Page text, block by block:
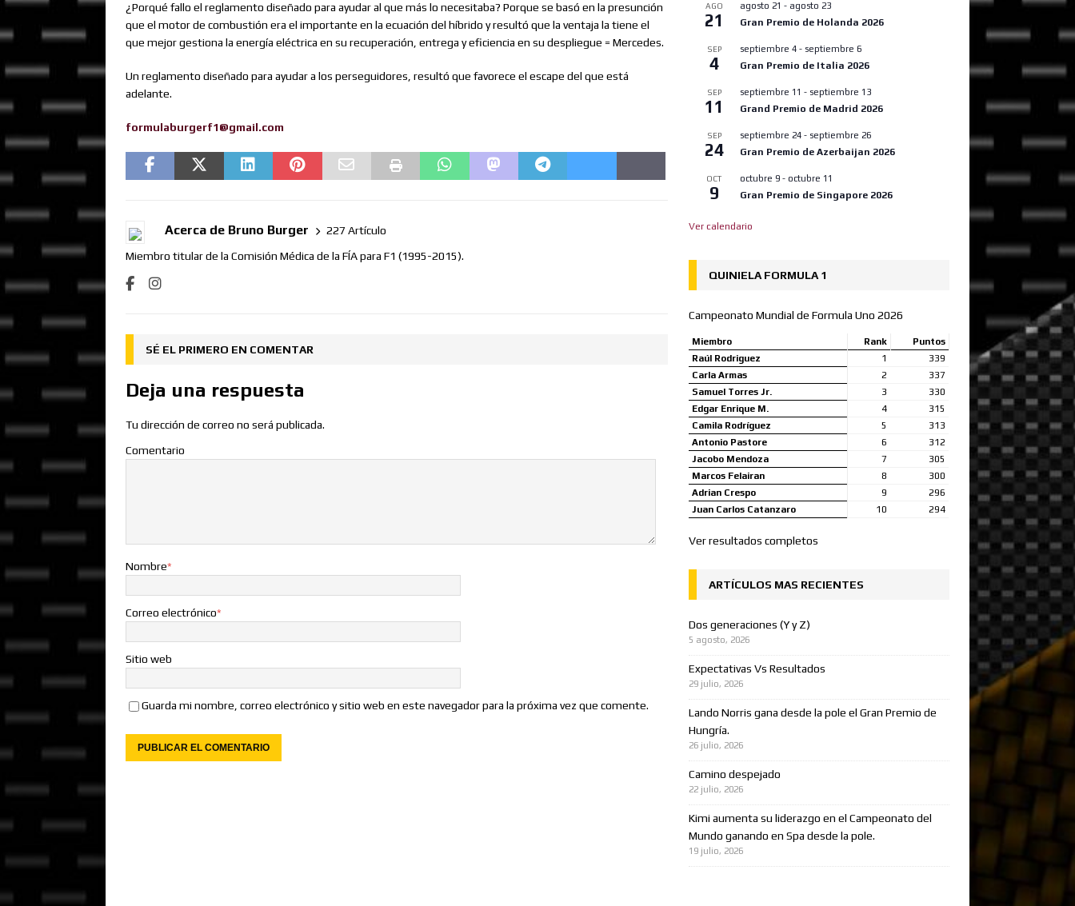
¿Porqué fallo el reglamento diseñado para ayudar al que más lo necesitaba? Porque se basó en la presunción
que el motor de combustión era el importante en la ecuación del híbrido y resultó que la ventaja la tiene el
que mejor gestiona la energía eléctrica en su recuperación, entrega y eficiencia en su despliegue = Mercedes.
Un reglamento diseñado para ayudar a los perseguidores, resultó que favorece el escape del que está
adelante.
formulaburgerf1@gmail.com
Acerca de Bruno Burger 227 Artículo
Miembro titular de la Comisión Médica de la FÍA para F1 (1995-2015).
SÉ EL PRIMERO EN COMENTAR
Deja una respuesta
Tu dirección de correo no será publicada.
Comentario
Nombre*
Correo electrónico*
Sitio web
Guarda mi nombre, correo electrónico y sitio web en este navegador para la próxima vez que comente.
AGO
21
agosto 21 - agosto 23
Gran Premio de Holanda 2026
SEP
4
septiembre 4- septiembre 6
Gran Premio de Italia 2026
SEP
11
septiembre 11 - septiembre 13
Grand Premio de Madrid 2026
SEP
24
septiembre 24- septiembre 26
Gran Premio de Azerbaijan 2026
OCT
9
octubre 9- octubre 11
Gran Premio de Singapore 2026
Ver calendario
QUINIELA FORMULA 1
Campeonato Mundial de Formula Uno 2026
Miembro Rank
Puntos
Raúl Rodriguez
1
339
Carla Armas
2
337
Samuel Torres Jr.
3
330
Edgar Enrique M.
4
315
Camila Rodríguez
5
313
Antonio Pastore
6
312
Jacobo Mendoza
7
305
Marcos Felairan
8
300
Adrian Crespo
9
296
Juan Carlos Catanzaro
10 294
Ver resultados completos
ARTÍCULOS MAS RECIENTES
Dos generaciones (Y y Z)
5 agosto, 2026
Expectativas Vs Resultados
29 julio, 2026
Lando Norris gana desde la pole el Gran Premio de
Hungría.
26 julio, 2026
Camino despejado
22 julio, 2026
Kimi aumenta su liderazgo en el Campeonato del
Mundo ganando en Spa desde la pole.
19 julio, 2026